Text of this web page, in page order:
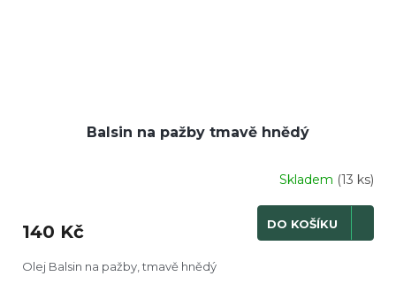
Balsin na pažby tmavě hnědý
Skladem (13 ks)
140 Kč DO KOŠÍKU
Olej Balsin na pažby, tmavě hnědý